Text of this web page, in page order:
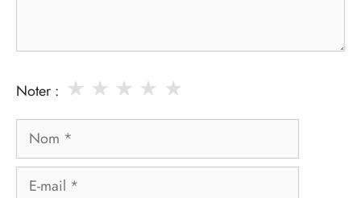
Noter : ★
★
★
★
★
Nom